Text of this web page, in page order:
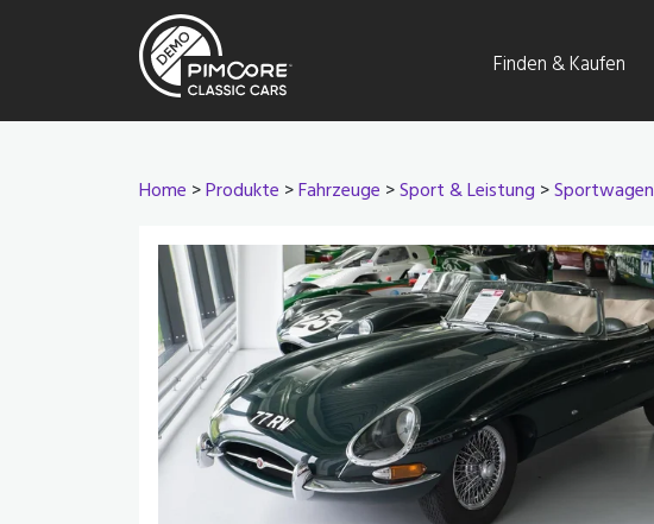
Finden & Kaufen
Home >Produkte >Fahrzeuge >Sport & Leistung >Sportwagen